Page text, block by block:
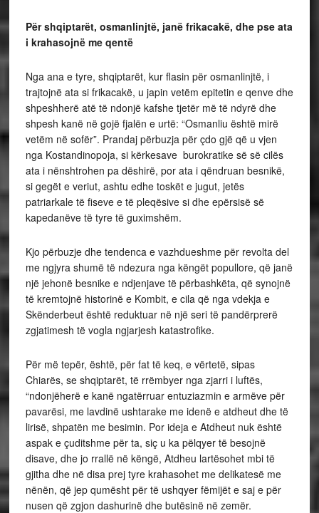
Për shqiptarët, osmanlinjtë, janë frikacakë, dhe pse ata
i krahasojnë me qentë
Nga ana e tyre, shqiptarët, kur flasin për osmanlinjtë, i
trajtojnë ata si frikacakë, u japin vetëm epitetin e qenve dhe
shpeshherë atë të ndonjë kafshe tjetër më të ndyrë dhe
shpesh kanë në gojë fjalën e urtë: “Osmanliu është mirë
vetëm në sofër”. Prandaj përbuzja për çdo gjë që u vjen
nga Kostandinopoja, si kërkesave burokratike së së cilës
ata i nënshtrohen pa dëshirë, por ata i qëndruan besnikë,
si gegët e veriut, ashtu edhe toskët e jugut, jetës
patriarkale të fiseve e të pleqësive si dhe epërsisë së
kapedanëve të tyre të guximshëm.
Kjo përbuzje dhe tendenca e vazhdueshme për revolta del
me ngjyra shumë të ndezura nga këngët popullore, që janë
një jehonë besnike e ndjenjave të përbashkëta, që synojnë
të kremtojnë historinë e Kombit, e cila që nga vdekja e
Skënderbeut është reduktuar në një seri të pandërprerë
zgjatimesh të vogla ngjarjesh katastrofike.
Për më tepër, është, për fat të keq, e vërtetë, sipas
Chiarës, se shqiptarët, të rrëmbyer nga zjarri i luftës,
“ndonjëherë e kanë ngatërruar entuziazmin e armëve për
pavarësi, me lavdinë ushtarake me idenë e atdheut dhe të
lirisë, shpatën me besimin. Por ideja e Atdheut nuk është
aspak e çuditshme për ta, siç u ka pëlqyer të besojnë
disave, dhe jo rrallë në këngë, Atdheu lartësohet mbi të
gjitha dhe në disa prej tyre krahasohet me delikatesë me
nënën, që jep qumësht për të ushqyer fëmijët e saj e për
nusen që zgjon dashurinë dhe butësinë në zemër.